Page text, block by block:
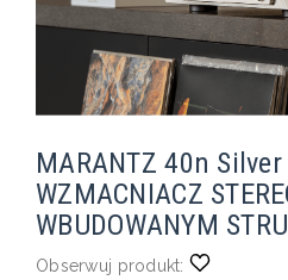
MARANTZ 40n Silver
WZMACNIACZ
WBUDOWANYM
Obserwuj produkt: